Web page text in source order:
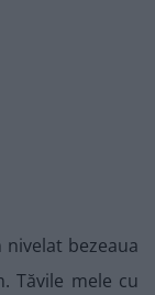
bezeaua
Tăvile mele cu